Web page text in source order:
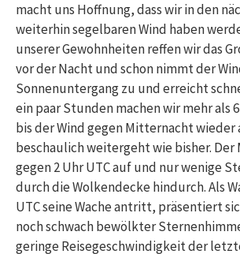
macht uns Hoffnung, dass wir in den
weiterhin segelbaren Wind haben
unserer Gewohnheiten reffen wir das
vor der Nacht und schon nimmt der
Sonnenuntergang zu und erreicht
ein paar Stunden machen wir mehr als
bis der Wind gegen Mitternacht wieder
beschaulich weitergeht wie bisher. Der
gegen 2 Uhr UTC auf und nur wenige
durch die Wolkendecke hindurch. Als
UTC seine Wache antritt, präsentiert
noch schwach bewölkter
geringe Reisegeschwindigkeit der